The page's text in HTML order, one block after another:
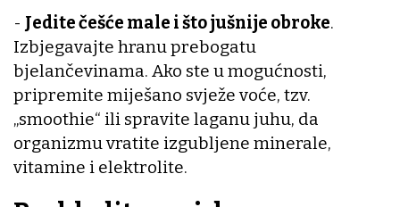
- Jedite češće male i što jušnije obroke.
Izbjegavajte hranu prebogatu
bjelančevinama. Ako ste u mogućnosti,
pripremite miješano svježe voće, tzv.
„smoothie“ ili spravite laganu juhu, da
organizmu vratite izgubljene minerale,
vitamine i elektrolite.